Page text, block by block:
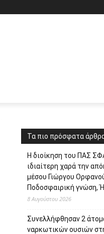
Τα πιο πρόσφατα
Η διοίκηση του ΠΑΣ
ιδιαίτερη χαρά την
μέσου Γιώργου
Ποδοσφαιρική γνώση,
8 Αυγούστου 2026
Συνελλήφθησαν 2
ναρκωτικών ουσιών